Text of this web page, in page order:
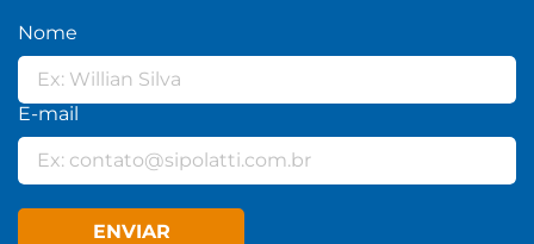
Nome
E-mail
ENVIAR